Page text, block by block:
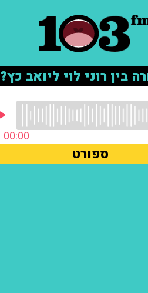
בין רוני לוי ליואב כץ?
00:00
ספורט